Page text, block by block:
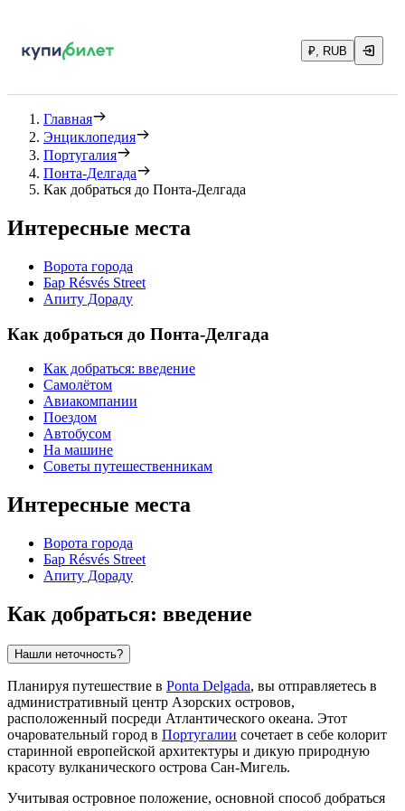
₽, RUB
Главная
Энциклопедия
Португалия
Понта-Делгада
Как добраться до Понта-Делгада
Интересные места
Ворота города
Бар Résvés Street
Апиту Дораду
Как добраться до Понта-Делгада
Как добраться: введение
Самолётом
Авиакомпании
Поездом
Автобусом
На машине
Советы путешественникам
Интересные места
Ворота города
Бар Résvés Street
Апиту Дораду
Как добраться: введение
Нашли неточность?
Планируя путешествие в Ponta Delgada, вы отправляетесь в
административный центр Азорских островов,
расположенный посреди Атлантического океана. Этот
очаровательный город в Португалии сочетает в себе колорит
старинной европейской архитектуры и дикую природную
красоту вулканического острова Сан-Мигель.
Учитывая островное положение, основной способ добраться